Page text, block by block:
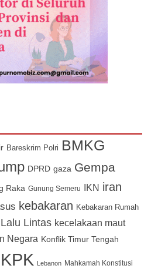
Bareskrim Polri BMKG
DPRD gaza Gempa
Raka Gunung Semeru IKN iran
kebakaran Kebakaran Rumah
Lintas kecelakaan maut
Negara Konflik Timur Tengah
KPK Lebanon Mahkamah Konstitusi